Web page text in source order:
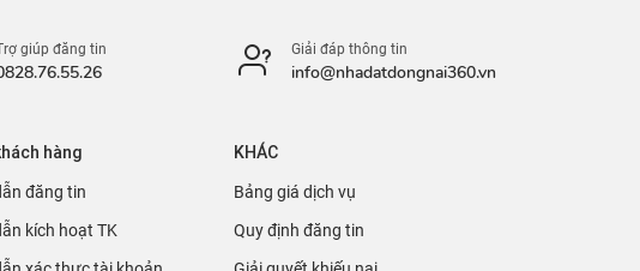
giúp đăng tin Giải đáp thông tin
info@nhadatdongnai360.vn
hàng
đăng tin
kích hoạt TK
KHÁC
Bảng giá dịch vụ
Quy định đăng tin